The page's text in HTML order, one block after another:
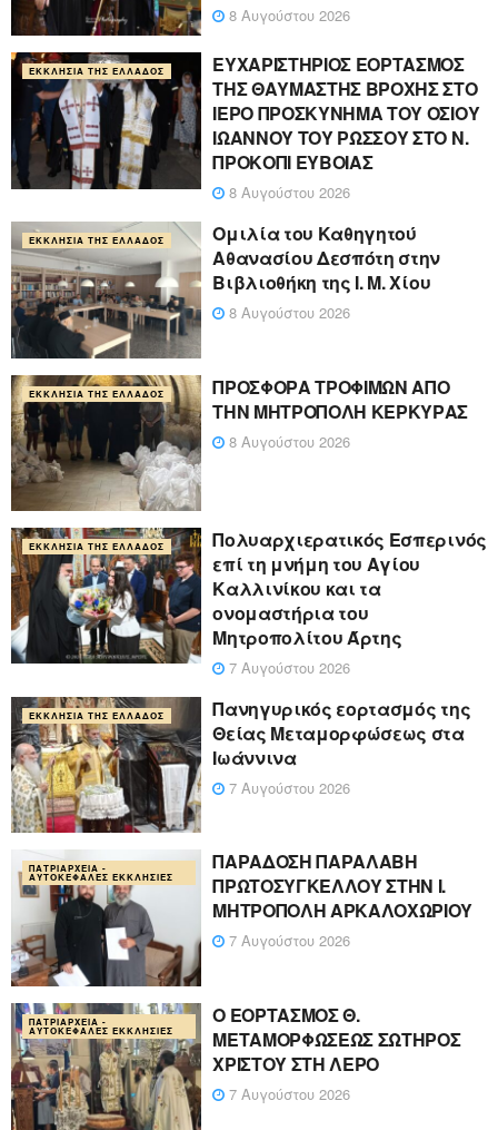
8 Αυγούστου 2026
ΕΚΚΛΗΣΊΑ ΤΗΣ ΕΛΛΆΔΟΣ
ΕΥΧΑΡΙΣΤΗΡΙΟΣ ΕΟΡΤΑΣΜΟΣ
ΤΗΣ ΘΑΥΜΑΣΤΗΣ ΒΡΟΧΗΣ ΣΤΟ
ΙΕΡΟ ΠΡΟΣΚΥΝΗΜΑ ΤΟΥ ΟΣΙΟΥ
ΙΩΑΝΝΟΥ ΤΟΥ ΡΩΣΣΟΥ ΣΤΟ Ν.
ΠΡΟΚΟΠΙ ΕΥΒΟΙΑΣ
8 Αυγούστου 2026
ΕΚΚΛΗΣΊΑ ΤΗΣ ΕΛΛΆΔΟΣ
Ομιλία του Καθηγητού
Αθανασίου Δεσπότη στην
Βιβλιοθήκη της Ι. Μ. Χίου
8 Αυγούστου 2026
ΕΚΚΛΗΣΊΑ ΤΗΣ ΕΛΛΆΔΟΣ
ΠΡΟΣΦΟΡΑ ΤΡΟΦΙΜΩΝ ΑΠΟ
ΤΗΝ ΜΗΤΡΟΠΟΛΗ ΚΕΡΚΥΡΑΣ
8 Αυγούστου 2026
ΕΚΚΛΗΣΊΑ ΤΗΣ ΕΛΛΆΔΟΣ
Πολυαρχιερατικός Εσπερινός
επί τη μνήμη του Αγίου
Καλλινίκου και τα
ονομαστήρια του
Μητροπολίτου Άρτης
7 Αυγούστου 2026
ΕΚΚΛΗΣΊΑ ΤΗΣ ΕΛΛΆΔΟΣ
Πανηγυρικός εορτασμός της
Θείας Μεταμορφώσεως στα
Ιωάννινα
7 Αυγούστου 2026
ΠΑΤΡΙΑΡΧΕΊΑ -
ΑΥΤΟΚΈΦΑΛΕΣ ΕΚΚΛΗΣΊΕΣ
ΠΑΡΑΔΟΣΗ ΠΑΡΑΛΑΒΗ
ΠΡΩΤΟΣΥΓΚΕΛΛΟΥ ΣΤΗΝ Ι.
ΜΗΤΡΟΠΟΛΗ ΑΡΚΑΛΟΧΩΡΙΟΥ
7 Αυγούστου 2026
ΠΑΤΡΙΑΡΧΕΊΑ -
ΑΥΤΟΚΈΦΑΛΕΣ ΕΚΚΛΗΣΊΕΣ
Ο ΕΟΡΤΑΣΜΟΣ Θ.
ΜΕΤΑΜΟΡΦΩΣΕΩΣ ΣΩΤΗΡΟΣ
ΧΡΙΣΤΟΥ ΣΤΗ ΛΕΡΟ
7 Αυγούστου 2026